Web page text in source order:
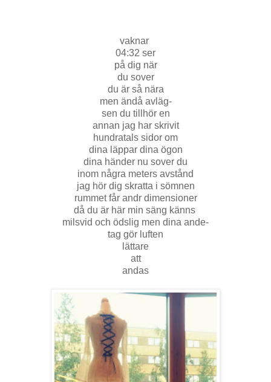
vaknar
04:32 ser
på dig när
du sover
du är så nära
men ändå avläg-
sen du tillhör en
annan jag har skrivit
hundratals sidor om
dina läppar dina ögon
dina händer nu sover du
inom några meters avstånd
jag hör dig skratta i sömnen
rummet får andr dimensioner
då du är här min säng känns
milsvid och ödslig men dina ande-
tag gör luften
lättare
att
andas